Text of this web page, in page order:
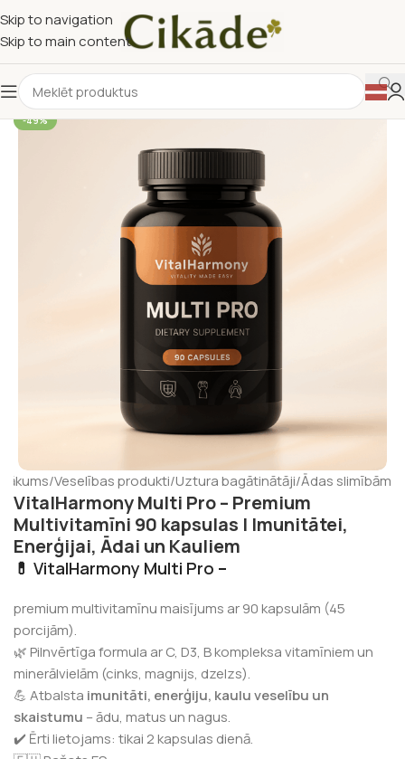
Skip to navigation
Skip to main content
-49%
Sākums/Veselības produkti/Uztura bagātinātāji/Ādas slimībām
VitalHarmony Multi Pro – Premium
Multivitamīni 90 kapsulas | Imunitātei,
Enerģijai, Ādai un Kauliem
💊 VitalHarmony Multi Pro –
premium multivitamīnu maisījums ar 90 kapsulām (45
porcijām).
🌿 Pilnvērtīga formula ar C, D3, B kompleksa vitamīniem un
minerālvielām (cinks, magnijs, dzelzs).
💪 Atbalsta imunitāti, enerģiju, kaulu veselību un
skaistumu – ādu, matus un nagus.
✔️ Ērti lietojams: tikai 2 kapsulas dienā.